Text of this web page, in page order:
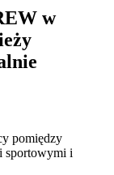
w
pomiędzy
sportowymi i